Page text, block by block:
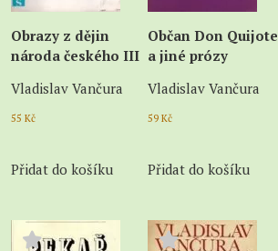
Obrazy z dějin
národa českého III
Vladislav Vančura
55 Kč
Přidat do košíku
Občan Don Quijote
a jiné prózy
Vladislav Vančura
59 Kč
Přidat do košíku